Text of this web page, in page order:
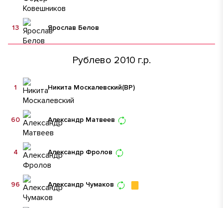
Ярослав Белов
13
Рублево 2010 г.р.
Никита Москалевский(ВР)
1
Александр Матвеев
60
Александр Фролов
4
Александр Чумаков
96